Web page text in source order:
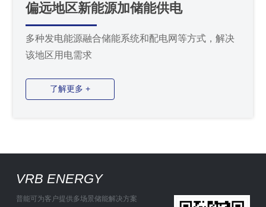
偏远地区新能源加储能供电
多种发电能源融合储能系统和配电网等方式，解决
该地区用电需求
了解更多 +
VRB ENERGY
普能可为客户提供多场景储能解决方案